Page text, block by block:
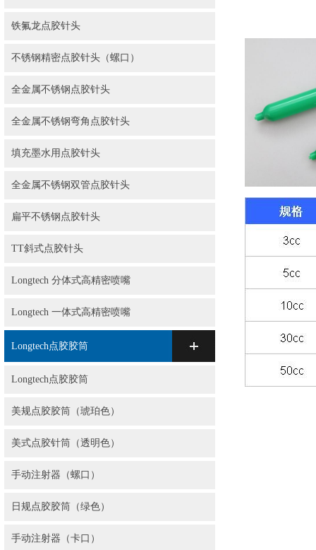
铁氟龙点胶针头
不锈钢精密点胶针头（螺口）
全金属不锈钢点胶针头
全金属不锈钢弯角点胶针头
填充墨水用点胶针头
全金属不锈钢双管点胶针头
扁平不锈钢点胶针头
TT斜式点胶针头
Longtech 分体式高精密喷嘴
Longtech 一体式高精密喷嘴
Longtech点胶胶筒
Longtech点胶胶筒
美规点胶胶筒（琥珀色）
美式点胶针筒（透明色）
手动注射器（螺口）
日规点胶胶筒（绿色）
手动注射器（卡口）